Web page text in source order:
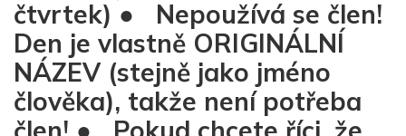
čtvrtek) ● Nepoužívá se člen!
Den je vlastně ORIGINÁLNÍ
NÁZEV (stejně jako jméno
člověka), takže není potřeba